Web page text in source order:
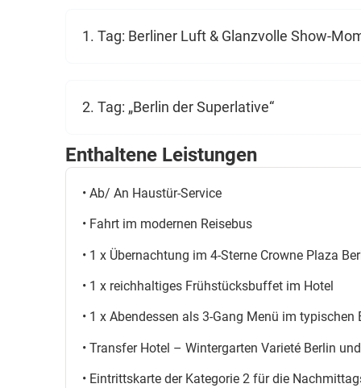
1. Tag: Berliner Luft & Glanzvolle Show-
2. Tag: „Berlin der Superlative“
Enthaltene Leistungen
• Ab/ An Haustür-Service
• Fahrt im modernen Reisebus
• 1 x Übernachtung im 4-Sterne Crowne Plaza
• 1 x reichhaltiges Frühstücksbuffet im Hotel
• 1 x Abendessen als 3-Gang Menü im typischen
• Transfer Hotel – Wintergarten Varieté Berlin
• Eintrittskarte der Kategorie 2 für die